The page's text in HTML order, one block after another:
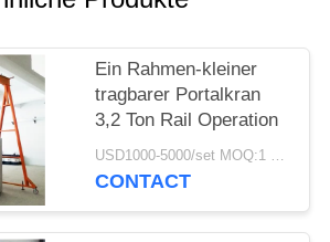
Ein Rahmen-kleiner
tragbarer Portalkran
3,2 Ton Rail Operation
USD1000-5000/set MOQ:1 Satz
CONTACT